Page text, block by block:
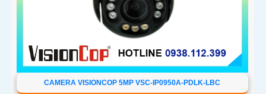
CAMERA VISIONCOP 5MP VSC-IP0950A-PDLK-LBC